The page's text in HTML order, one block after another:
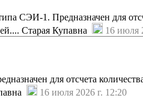
СЭИ-1. Предназначен для
Старая Купавна
16 июля
для отсчета
16 июля 2026 г. 12:20